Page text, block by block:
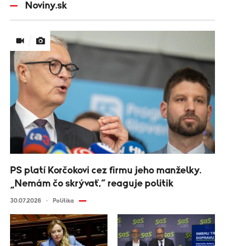
Noviny.sk
PS platí Korčokovi cez firmu jeho manželky.
„Nemám čo skrývať,“ reaguje politik
30.07.2026 Politika